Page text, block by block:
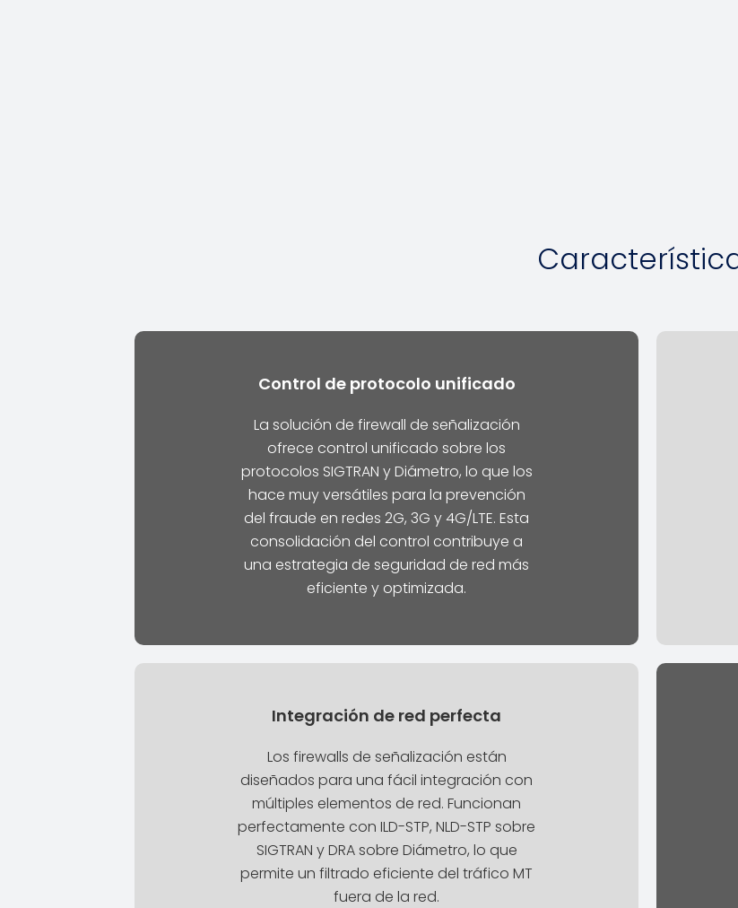
Control de protocolo unificado
La solución de firewall de señalización
ofrece control unificado sobre los
protocolos SIGTRAN y Diámetro, lo que los
hace muy versátiles para la prevención
del fraude en redes 2G, 3G y 4G/LTE. Esta
consolidación del control contribuye a
una estrategia de seguridad de red más
eficiente y optimizada.
Integración de red perfecta
Los firewalls de señalización están
diseñados para una fácil integración con
múltiples elementos de red. Funcionan
perfectamente con ILD-STP, NLD-STP sobre
SIGTRAN y DRA sobre Diámetro, lo que
permite un filtrado eficiente del tráfico MT
fuera de la red.